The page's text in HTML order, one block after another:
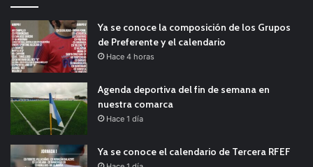
Ya se conoce la composición de los Grupos
de Preferente y el calendario
Hace 4 horas
Agenda deportiva del fin de semana en
nuestra comarca
Hace 1 día
Ya se conoce el calendario de Tercera RFEF